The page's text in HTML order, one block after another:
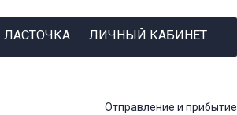
ЛАСТОЧКА ЛИЧНЫЙ КАБИНЕТ
Отправление и прибытие